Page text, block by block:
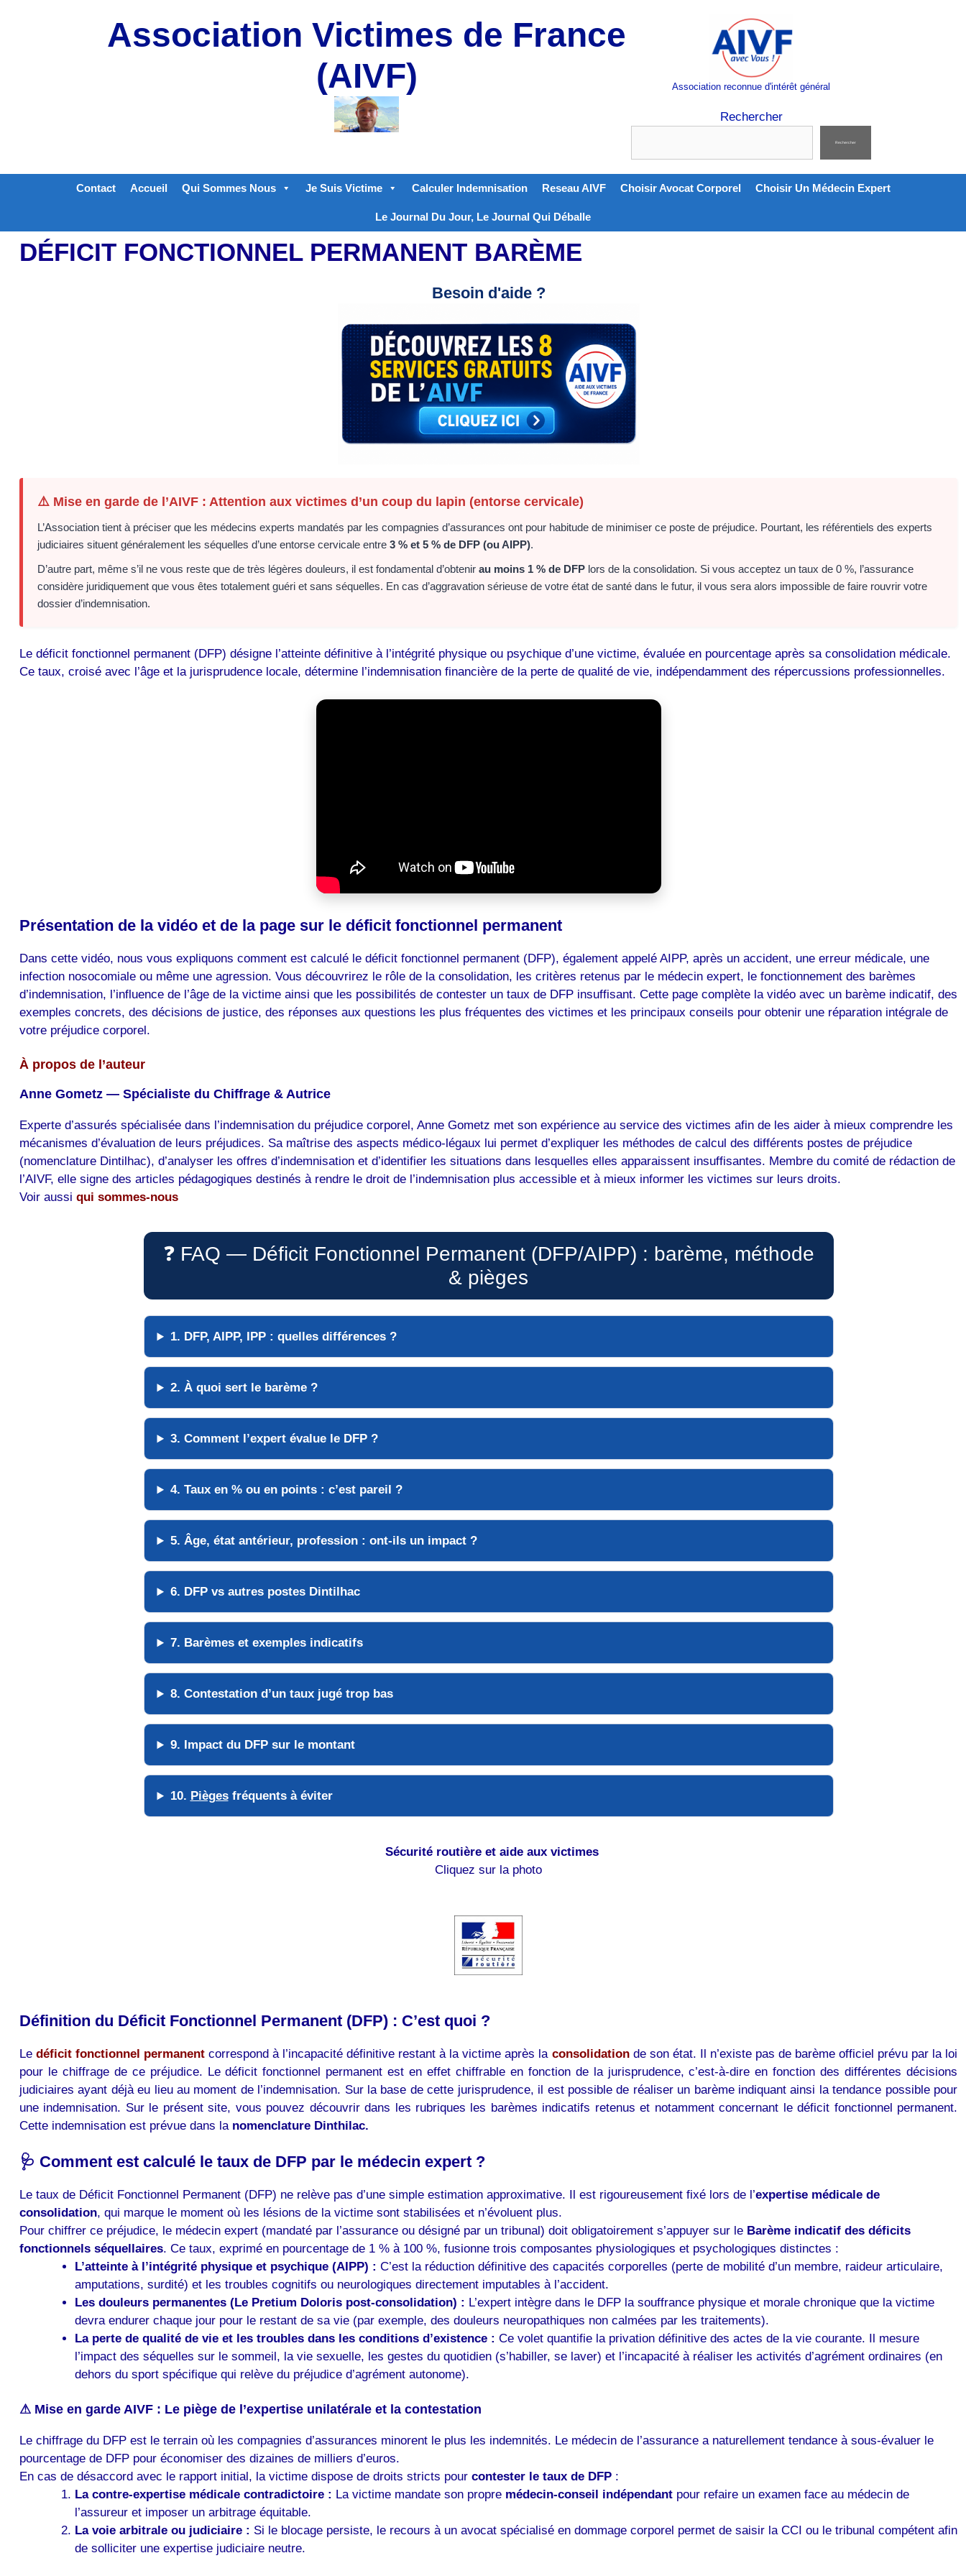
Association reconnue d'intérêt général
Rechercher
Rechercher
Association Victimes de France
(AIVF)
Contact Accueil Qui Sommes Nous Je Suis Victime Calculer Indemnisation Reseau AIVF Choisir Avocat Corporel Choisir Un Médecin Expert
Le Journal Du Jour, Le Journal Qui Déballe
DÉFICIT FONCTIONNEL PERMANENT BARÈME
Besoin d'aide ?
⚠️ Mise en garde de l’AIVF : Attention aux victimes d’un coup du lapin (entorse cervicale)
L’Association tient à préciser que les médecins experts mandatés par les compagnies d’assurances ont pour habitude de minimiser ce poste de préjudice. Pourtant, les référentiels des experts
judiciaires situent généralement les séquelles d’une entorse cervicale entre 3 % et 5 % de DFP (ou AIPP).
D’autre part, même s’il ne vous reste que de très légères douleurs, il est fondamental d’obtenir au moins 1 % de DFP lors de la consolidation. Si vous acceptez un taux de 0 %, l’assurance
considère juridiquement que vous êtes totalement guéri et sans séquelles. En cas d’aggravation sérieuse de votre état de santé dans le futur, il vous sera alors impossible de faire rouvrir votre
dossier d’indemnisation.
Le déficit fonctionnel permanent (DFP) désigne l’atteinte définitive à l’intégrité physique ou psychique d’une victime, évaluée en pourcentage après sa consolidation médicale.
Ce taux, croisé avec l’âge et la jurisprudence locale, détermine l’indemnisation financière de la perte de qualité de vie, indépendamment des répercussions professionnelles.
Présentation de la vidéo et de la page sur le déficit fonctionnel permanent
Dans cette vidéo, nous vous expliquons comment est calculé le déficit fonctionnel permanent (DFP), également appelé AIPP, après un accident, une erreur médicale, une
infection nosocomiale ou même une agression. Vous découvrirez le rôle de la consolidation, les critères retenus par le médecin expert, le fonctionnement des barèmes
d’indemnisation, l’influence de l’âge de la victime ainsi que les possibilités de contester un taux de DFP insuffisant. Cette page complète la vidéo avec un barème indicatif, des
exemples concrets, des décisions de justice, des réponses aux questions les plus fréquentes des victimes et les principaux conseils pour obtenir une réparation intégrale de
votre préjudice corporel.
À propos de l’auteur
Anne Gometz — Spécialiste du Chiffrage & Autrice
Experte d’assurés spécialisée dans l’indemnisation du préjudice corporel, Anne Gometz met son expérience au service des victimes afin de les aider à mieux comprendre les
mécanismes d’évaluation de leurs préjudices. Sa maîtrise des aspects médico-légaux lui permet d’expliquer les méthodes de calcul des différents postes de préjudice
(nomenclature Dintilhac), d’analyser les offres d’indemnisation et d’identifier les situations dans lesquelles elles apparaissent insuffisantes. Membre du comité de rédaction de
l’AIVF, elle signe des articles pédagogiques destinés à rendre le droit de l’indemnisation plus accessible et à mieux informer les victimes sur leurs droits.
Voir aussi qui sommes-nous
❓ FAQ — Déficit Fonctionnel Permanent (DFP/AIPP) : barème, méthode
& pièges
1. DFP, AIPP, IPP : quelles différences?
2. À quoi sert le barème?
3. Comment l’expert évaluele DFP ?
4. Taux en %ou en points: c’est pareil ?
5. Âge, état antérieur, profession: ont-ils un impact ?
6. DFP vs autres postes Dintilhac
7. Barèmes et exemplesindicatifs
8. Contestation d’un tauxjugé trop bas
9. Impact du DFP sur le montant
10. Piègesfréquents à éviter
Sécurité routière et aide aux victimes
Cliquez sur la photo
Définition du Déficit Fonctionnel Permanent (DFP) : C’est quoi ?
Le déficit fonctionnel permanent correspond à l’incapacité définitive restant à la victime après la consolidationde son état. Il n’existe pas de barème officiel prévu par la loi
pour le chiffrage de ce préjudice. Le déficit fonctionnel permanent est en effet chiffrable en fonction de la jurisprudence, c’est-à-dire en fonction des différentes décisions
judiciaires ayant déjà eu lieu au moment de l’indemnisation. Sur la base de cette jurisprudence, il est possible de réaliser un barème indiquant ainsi la tendance possible pour
une indemnisation. Sur le présent site, vous pouvez découvrir dans les rubriques les barèmes indicatifs retenus et notamment concernant le déficit fonctionnel permanent.
Cette indemnisation est prévue dans la nomenclature Dinthilac.
🩺 Comment est calculé le taux de DFP par le médecin expert ?
Le taux de Déficit Fonctionnel Permanent (DFP) ne relève pas d’une simple estimation approximative. Il est rigoureusement fixé lors de l’expertise médicale de
consolidation, qui marque le moment où les lésions de la victime sont stabilisées et n’évoluent plus.
Pour chiffrer ce préjudice, le médecin expert (mandaté par l’assurance ou désigné par un tribunal) doit obligatoirement s’appuyer sur le Barème indicatif des déficits
fonctionnels séquellaires. Ce taux, exprimé en pourcentage de 1 % à 100 %, fusionne trois composantes physiologiques et psychologiques distinctes :
L’atteinte à l’intégrité physique et psychique (AIPP) : C’est la réduction définitive des capacités corporelles (perte de mobilité d’un membre, raideur articulaire,
amputations, surdité) et les troubles cognitifs ou neurologiques directement imputables à l’accident.
Les douleurs permanentes (Le Pretium Doloris post-consolidation) : L’expert intègre dans le DFP la souffrance physique et morale chronique que la victime
devra endurer chaque jour pour le restant de sa vie (par exemple, des douleurs neuropathiques non calmées par les traitements).
La perte de qualité de vie et les troubles dans les conditions d’existence : Ce volet quantifie la privation définitive des actes de la vie courante. Il mesure
l’impact des séquelles sur le sommeil, la vie sexuelle, les gestes du quotidien (s’habiller, se laver) et l’incapacité à réaliser les activités d’agrément ordinaires (en
dehors du sport spécifique qui relève du préjudice d’agrément autonome).
⚠ Mise en garde AIVF : Le piège de l’expertise unilatérale et la contestation
Le chiffrage du DFP est le terrain où les compagnies d’assurances minorent le plus les indemnités. Le médecin de l’assurance a naturellement tendance à sous-évaluer le
pourcentage de DFP pour économiser des dizaines de milliers d’euros.
En cas de désaccord avec le rapport initial, la victime dispose de droits stricts pour contester le taux de DFP :
La contre-expertise médicale contradictoire : La victime mandate son propre médecin-conseil indépendantpour refaire un examen face au médecin de
l’assureur et imposer un arbitrage équitable.
La voie arbitrale ou judiciaire : Si le blocage persiste, le recours à un avocat spécialisé en dommage corporel permet de saisir la CCI ou le tribunal compétent afin
de solliciter une expertise judiciaire neutre.